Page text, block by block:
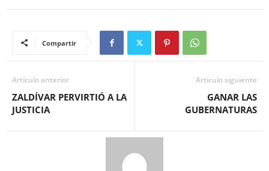
Compartir
Artículo anterior
ZALDÍVAR PERVIRTIÓ A LA
JUSTICIA
Artículo siguiente
GANAR LAS
GUBERNATURAS